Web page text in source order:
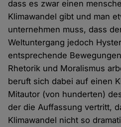
dass es zwar einen
Klimawandel gibt und man
unternehmen muss, dass
Weltuntergang jedoch
entsprechende
Rhetorik und Moralismus
beruft sich dabei auf einen
Mitautor (von hunderten)
der die Auffassung vertritt,
Klimawandel nicht so